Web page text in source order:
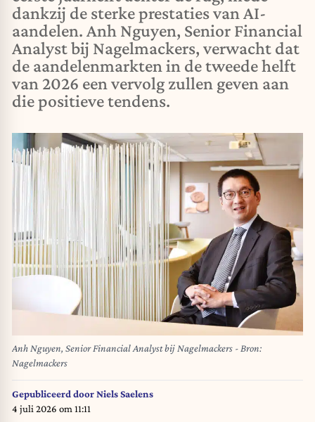
dankzij de sterke prestaties van AI-
aandelen. Anh Nguyen, Senior Financial
Analyst bij Nagelmackers, verwacht dat
de aandelenmarkten in de tweede helft
van 2026 een vervolg zullen geven aan
die positieve tendens.
Anh Nguyen, Senior Financial Analyst bij Nagelmackers - Bron:
Nagelmackers
Gepubliceerd doorNiels Saelens
4 juli 2026 om 11:11